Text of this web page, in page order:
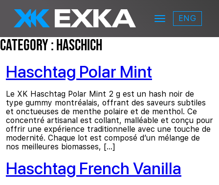
Menu ENG
Category :Haschich
Haschtag Polar Mint
Le XK Haschtag Polar Mint 2 g est un hash noir de
type gummy montréalais, offrant des saveurs subtiles
et onctueuses de menthe polaire et de menthol. Ce
concentré artisanal est collant, malléable et conçu pour
offrir une expérience traditionnelle avec une touche de
modernité. Chaque lot est composé d’un mélange de
nos meilleures biomasses, […]
Haschtag French Vanilla